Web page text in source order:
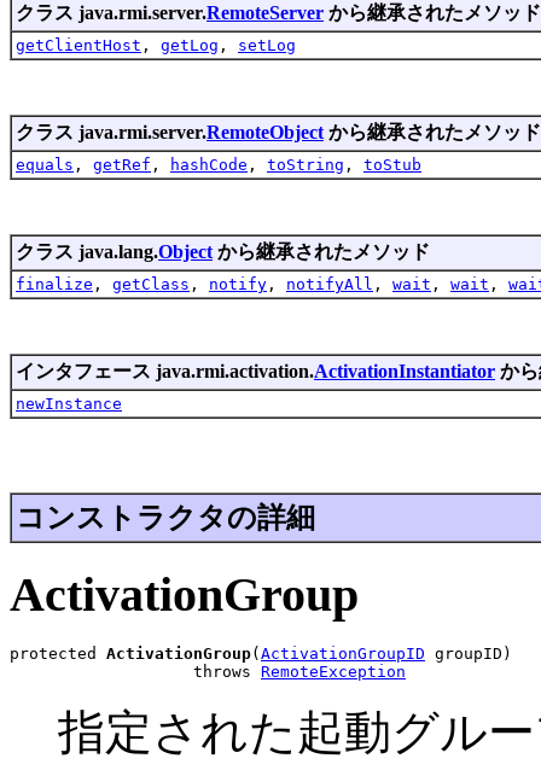
クラス java.rmi.server.RemoteServer から継承されたメソッド
getClientHost , getLog , setLog
クラス java.rmi.server.RemoteObject から継承されたメソッド
equals , getRef , hashCode , toString , toStub
クラス java.lang.Object から継承されたメソッド
finalize , getClass , notify , notifyAll , wait , wait ,
インタフェース java.rmi.activation.ActivationInstantiator か
newInstance
コンストラクタの詳細
ActivationGroup
protected ActivationGroup( ActivationGroupID groupID)
                   throws
RemoteException
指定された起動グル